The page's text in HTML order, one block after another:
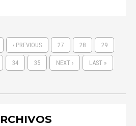
‹ PREVIOUS 27 28 29
34 35 NEXT › LAST »